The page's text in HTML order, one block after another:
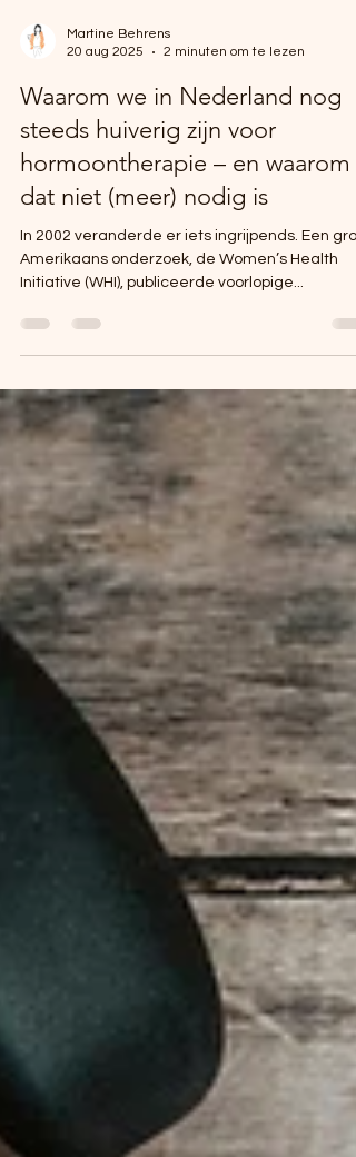
2 minuten om te lezen
Waarom we in Nederland nog
steeds huiverig zijn voor
hormoontherapie – en waarom
dat niet (meer) nodig is
In 2002 veranderde er iets ingrijpends. Een
Initiative (WHI), publiceerde voorlopige...